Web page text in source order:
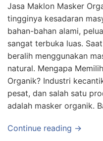
Jasa Maklon Masker
tingginya kesadaran
bahan-bahan alami,
sangat terbuka luas.
beralih menggunakan
natural. Mengapa
Organik? Industri
pesat, dan salah satu
adalah masker organik.
Continue reading →